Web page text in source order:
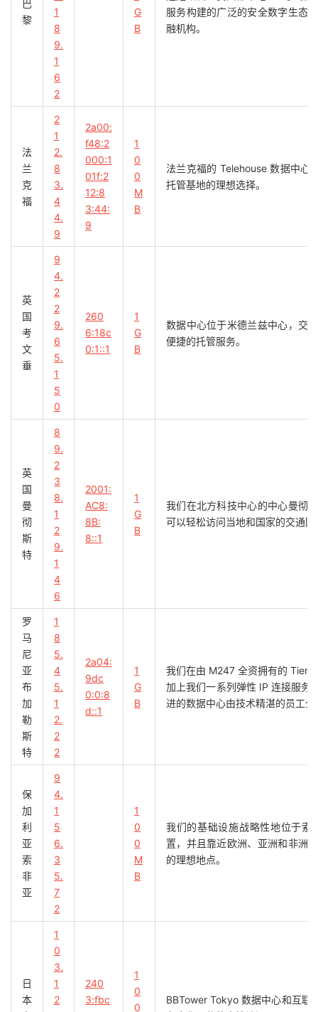
巴
黎
1
8
9.
1
6
2
G
B
服务构建的广泛的安全数字生态
融机构。
法
兰
克
福
2
1
2.
8
3.
4
4.
9
2a00:
f48:2
000:1
01f:2
12:8
3:44:
9
1
0
0
M
B
法兰克福的 Telehouse 数据中心
托管基地的理想选择。
英
国
考
文
垂
9
4.
2
2
9.
6
5.
1
5
0
260
6:18c
0:1::1
1
G
B
数据中心位于米德兰兹中心，交
便捷的托管服务。
英
国
曼
彻
斯
特
8
9.
2
3
8.
1
2
9.
1
4
6
2001:
AC8:
8B:
8::1
1
G
B
我们在北方科技中心的中心曼彻
可以轻松访问当地和国家的交通网
罗
马
尼
亚
布
加
勒
斯
特
1
8
5.
4
5.
1
2.
2
2
2a04:
9dc
0:0:8
d::1
1
G
B
我们在由 M247 全资拥有的 Tier
加上我们一系列弹性 IP 连接服务
进的数据中心由技术精湛的员工
保
加
利
亚
索
非
亚
9
4.
1
5
6.
3
5.
7
2
1
0
0
M
B
我们的基础设施战略性地位于索
置，并且靠近欧洲、亚洲和非洲
的理想地点。
日
本
1
0
3.
1
2
240
3:fbc
1
0
0
BBTower Tokyo 数据中心和互联